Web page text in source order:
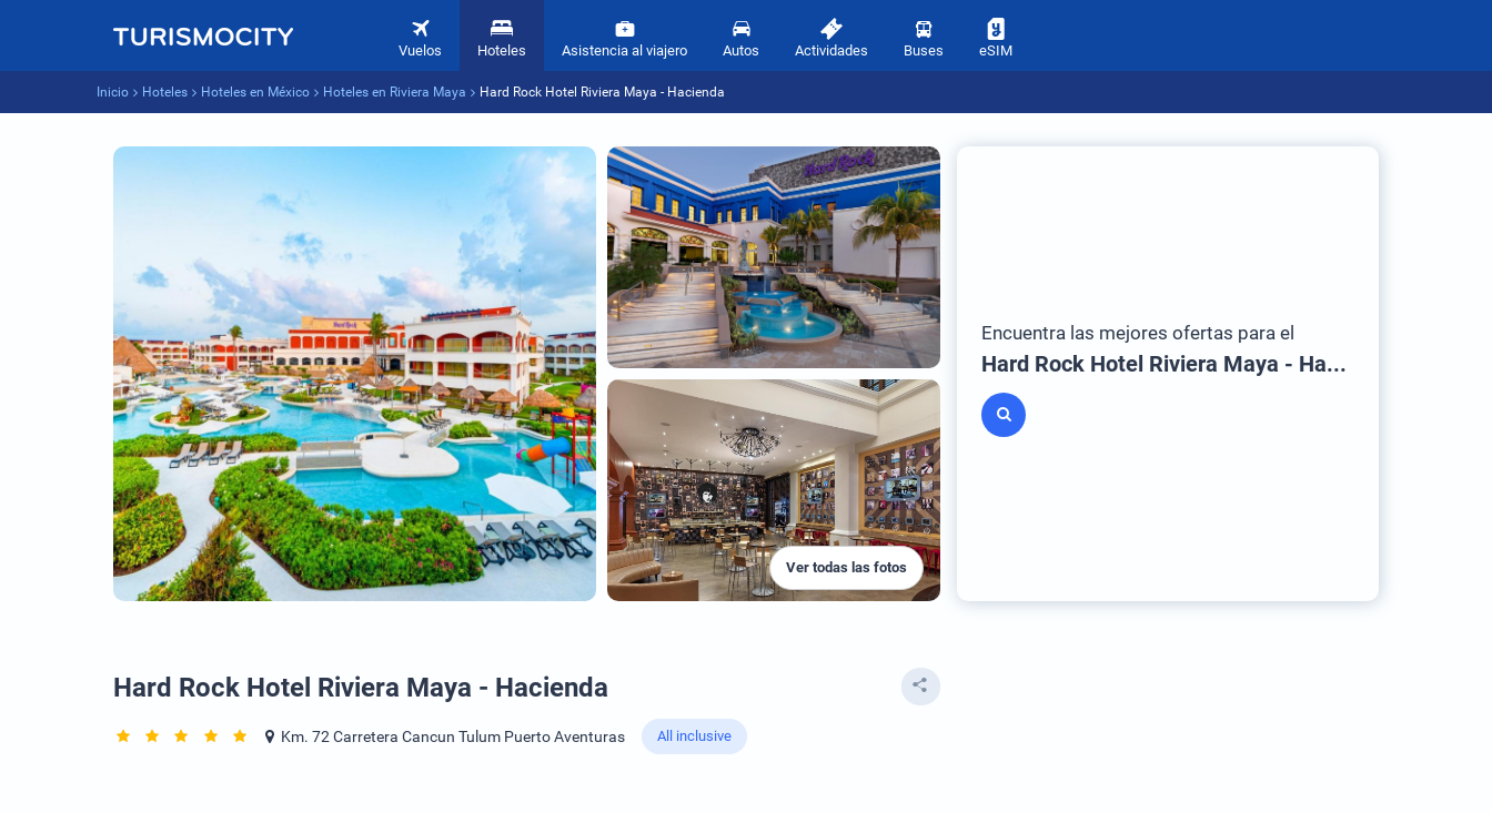
Vuelos Hoteles Asistencia al viajero Autos Actividades Buses eSIM
Inicio Hoteles Hoteles en México Hoteles en Riviera Maya Hard Rock Hotel Riviera Maya - Hacienda
Ver todas las fotos
Encuentra las mejores ofertas para el
Hard Rock Hotel Riviera Maya - Hacienda
Hard Rock Hotel Riviera Maya - Hacienda
Km. 72 Carretera Cancun Tulum Puerto Aventuras All inclusive